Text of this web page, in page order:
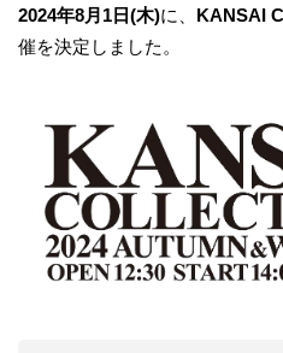
2024年8月1日(木)に、 KANSAI
催を決定しました。